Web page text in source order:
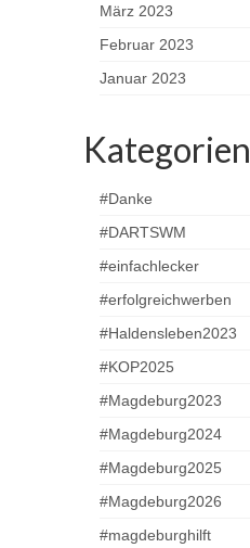
März 2023
Februar 2023
Januar 2023
Kategorien
#Danke
#DARTSWM
#einfachlecker
#erfolgreichwerben
#Haldensleben2023
#KOP2025
#Magdeburg2023
#Magdeburg2024
#Magdeburg2025
#Magdeburg2026
#magdeburghilft